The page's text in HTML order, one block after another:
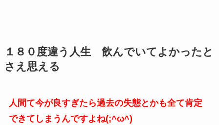
１８０度違う人生 飲んでいてよかったと
さえ思える
人間て今が良すぎたら過去の失態とかも全て肯定
できてしまうんですよね(;^ω^)